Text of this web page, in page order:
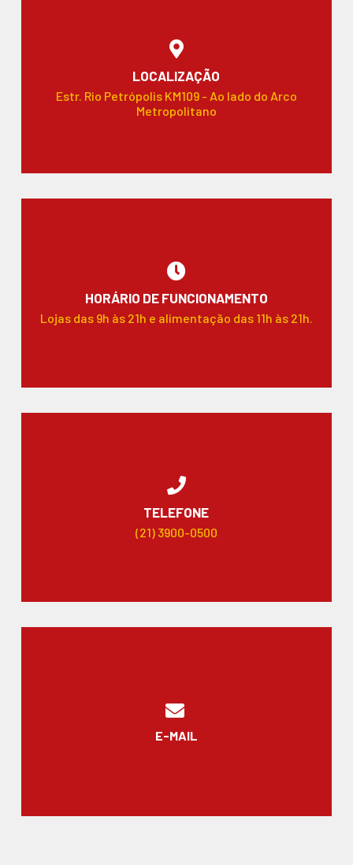
LOCALIZAÇÃO
Estr. Rio Petrópolis KM109 - Ao lado do Arco
Metropolitano
HORÁRIO DE FUNCIONAMENTO
Lojas das 9h às 21h e alimentação das 11h às 21h.
TELEFONE
(21) 3900-0500
E-MAIL